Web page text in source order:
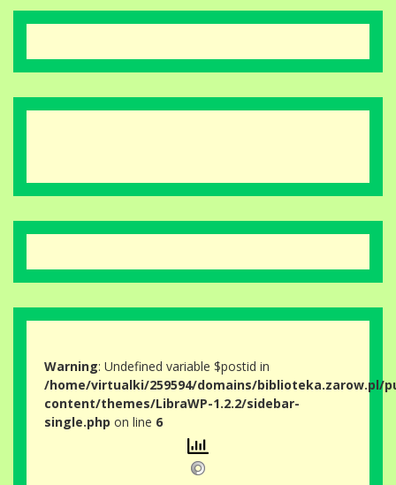
Warning: Undefined variable $postid in
/home/virtualki/259594/domains/biblioteka.zarow.pl/
content/themes/LibraWP-1.2.2/sidebar-
single.php on line 6